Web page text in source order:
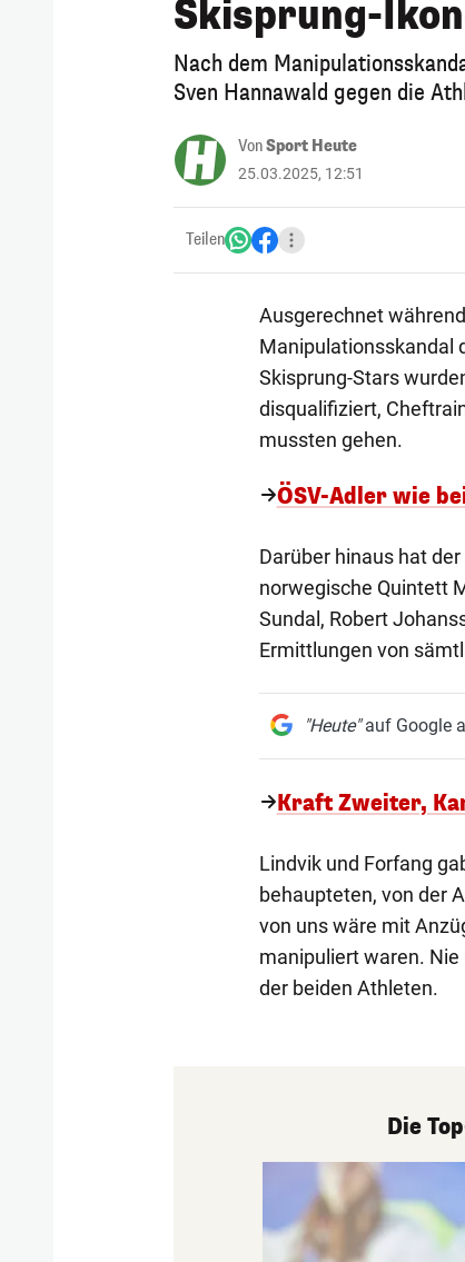
Skisprung-
Nach dem
Sven Hannawald gegen die
VonSport Heute
25.03.2025, 12:51
Teilen
Ausgerechnet
Manipulationsskandal
Skisprung-Stars
disqualifiziert,
mussten gehen.
ÖSV-Adler wie
Darüber hinaus hat
norwegische Quintett
Sundal, Robert
Ermittlungen von
"Heute"auf Google
Kraft Zweiter,
Lindvik und Forfang
behaupteten, von der
von uns wäre mit
manipuliert waren.
der beiden Athleten.
Die